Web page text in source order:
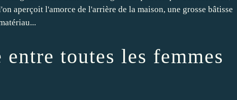
aperçoit l'amorce de l'arrière de la maison, une grosse bâtisse
entre toutes les femmes